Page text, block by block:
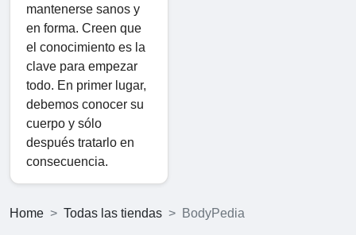
mantenerse sanos y
en forma. Creen que
el conocimiento es la
clave para empezar
todo. En primer lugar,
debemos conocer su
cuerpo y sólo
después tratarlo en
consecuencia.
Home Todas las tiendas BodyPedia